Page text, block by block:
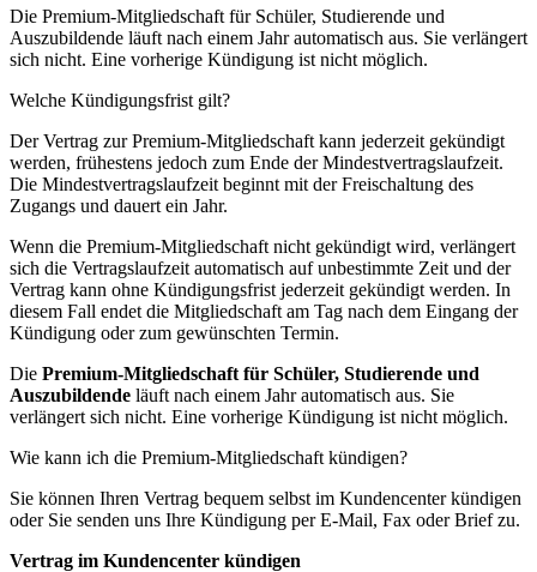
Die Premium-Mitgliedschaft für Schüler, Studierende und
Auszubildende läuft nach einem Jahr automatisch aus. Sie verlängert
sich nicht. Eine vorherige Kündigung ist nicht möglich.
Welche Kündigungsfrist gilt?
Der Vertrag zur Premium-Mitgliedschaft kann jederzeit gekündigt
werden, frühestens jedoch zum Ende der Mindestvertragslaufzeit.
Die Mindestvertragslaufzeit beginnt mit der Freischaltung des
Zugangs und dauert ein Jahr.
Wenn die Premium-Mitgliedschaft nicht gekündigt wird, verlängert
sich die Vertragslaufzeit automatisch auf unbestimmte Zeit und der
Vertrag kann ohne Kündigungsfrist jederzeit gekündigt werden. In
diesem Fall endet die Mitgliedschaft am Tag nach dem Eingang der
Kündigung oder zum gewünschten Termin.
Die Premium-Mitgliedschaft für Schüler, Studierende und
Auszubildende läuft nach einem Jahr automatisch aus. Sie
verlängert sich nicht. Eine vorherige Kündigung ist nicht möglich.
Wie kann ich die Premium-Mitgliedschaft kündigen?
Sie können Ihren Vertrag bequem selbst im Kundencenter kündigen
oder Sie senden uns Ihre Kündigung per E-Mail, Fax oder Brief zu.
Vertrag im Kundencenter kündigen